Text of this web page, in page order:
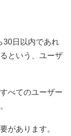
30日以内であれ
という、ユーザ
べてのユーザー
があります。